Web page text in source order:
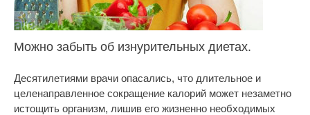
Можно забыть об изнурительных диетах.
Десятилетиями врачи опасались, что длительное и
целенаправленное сокращение калорий может незаметно
истощить организм, лишив его жизненно необходимых